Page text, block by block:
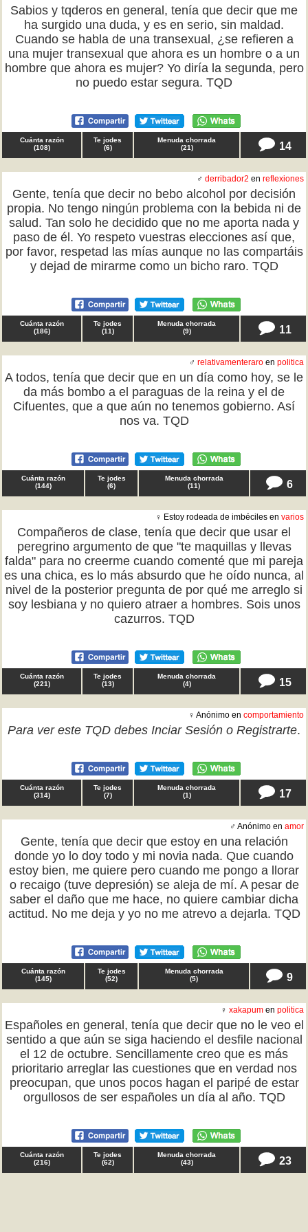
Sabios y tqderos en general, tenía que decir que me
ha surgido una duda, y es en serio, sin maldad.
Cuando se habla de una transexual, ¿se refieren a
una mujer transexual que ahora es un hombre o a un
hombre que ahora es mujer? Yo diría la segunda, pero
no puedo estar segura. TQD
Cuánta razón
(108)
Te jodes
(6)
Menuda chorrada
(21) 14
♂ derribador2 en reflexiones
Gente, tenía que decir no bebo alcohol por decisión
propia. No tengo ningún problema con la bebida ni de
salud. Tan solo he decidido que no me aporta nada y
paso de él. Yo respeto vuestras elecciones así que,
por favor, respetad las mías aunque no las compartáis
y dejad de mirarme como un bicho raro. TQD
Cuánta razón
(186)
Te jodes
(11)
Menuda chorrada
(9) 11
♂ relativamenteraro en politica
A todos, tenía que decir que en un día como hoy, se le
da más bombo a el paraguas de la reina y el de
Cifuentes, que a que aún no tenemos gobierno. Así
nos va. TQD
Cuánta razón
(144)
Te jodes
(6)
Menuda chorrada
(11) 6
♀ Estoy rodeada de imbéciles en varios
Compañeros de clase, tenía que decir que usar el
peregrino argumento de que "te maquillas y llevas
falda" para no creerme cuando comenté que mi pareja
es una chica, es lo más absurdo que he oído nunca, al
nivel de la posterior pregunta de por qué me arreglo si
soy lesbiana y no quiero atraer a hombres. Sois unos
cazurros. TQD
Cuánta razón
(221)
Te jodes
(13)
Menuda chorrada
(4) 15
♀ Anónimo en comportamiento
Para ver este TQD debes Inciar Sesión o Registrarte.
Cuánta razón
(314)
Te jodes
(7)
Menuda chorrada
(1) 17
♂ Anónimo en amor
Gente, tenía que decir que estoy en una relación
donde yo lo doy todo y mi novia nada. Que cuando
estoy bien, me quiere pero cuando me pongo a llorar
o recaigo (tuve depresión) se aleja de mí. A pesar de
saber el daño que me hace, no quiere cambiar dicha
actitud. No me deja y yo no me atrevo a dejarla. TQD
Cuánta razón
(145)
Te jodes
(52)
Menuda chorrada
(5) 9
♀ xakapum en politica
Españoles en general, tenía que decir que no le veo el
sentido a que aún se siga haciendo el desfile nacional
el 12 de octubre. Sencillamente creo que es más
prioritario arreglar las cuestiones que en verdad nos
preocupan, que unos pocos hagan el paripé de estar
orgullosos de ser españoles un día al año. TQD
Cuánta razón
(216)
Te jodes
(62)
Menuda chorrada
(43) 23